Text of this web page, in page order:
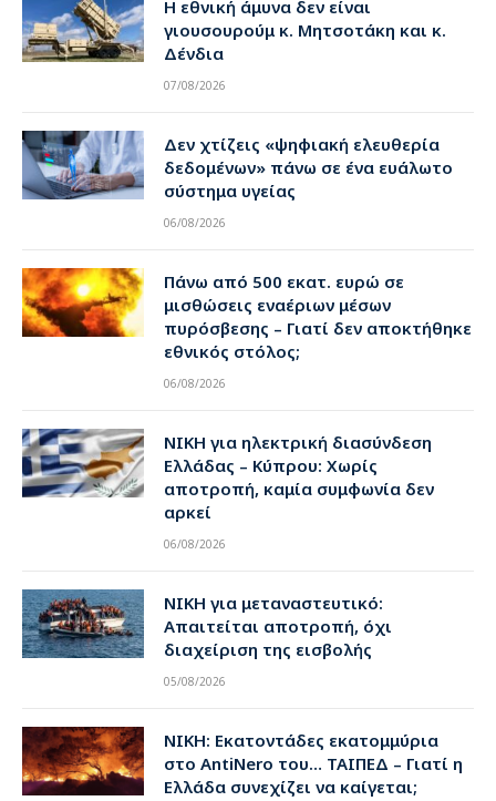
Η εθνική άμυνα δεν είναι
γιουσουρούμ κ. Μητσοτάκη και κ.
Δένδια
07/08/2026
Δεν χτίζεις «ψηφιακή ελευθερία
δεδομένων» πάνω σε ένα ευάλωτο
σύστημα υγείας
06/08/2026
Πάνω από 500 εκατ. ευρώ σε
μισθώσεις εναέριων μέσων
πυρόσβεσης – Γιατί δεν αποκτήθηκε
εθνικός στόλος;
06/08/2026
ΝΙΚΗ για ηλεκτρική διασύνδεση
Ελλάδας – Κύπρου: Χωρίς
αποτροπή, καμία συμφωνία δεν
αρκεί
06/08/2026
ΝΙΚΗ για μεταναστευτικό:
Απαιτείται αποτροπή, όχι
διαχείριση της εισβολής
05/08/2026
ΝΙΚΗ: Εκατοντάδες εκατομμύρια
στο AntiNero του… ΤΑΙΠΕΔ – Γιατί η
Ελλάδα συνεχίζει να καίγεται;